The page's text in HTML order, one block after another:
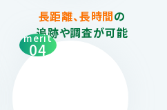
長距離、長時間の
追跡や調査が可能
merit
04